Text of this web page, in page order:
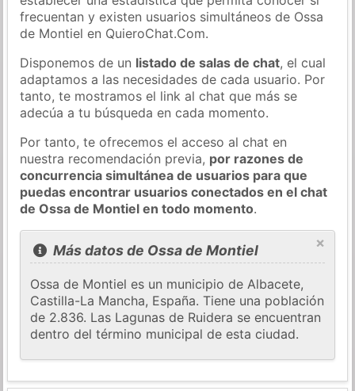
frecuentan y existen usuarios simultáneos de Ossa
de Montiel en QuieroChat.Com.
Disponemos de un listado de salas de chat, el cual
adaptamos a las necesidades de cada usuario. Por
tanto, te mostramos el link al chat que más se
adecúa a tu búsqueda en cada momento.
Por tanto, te ofrecemos el acceso al chat en
nuestra recomendación previa, por razones de
concurrencia simultánea de usuarios para que
puedas encontrar usuarios conectados en el chat
de Ossa de Montiel en todo momento.
×
Más datos de Ossa de Montiel
Ossa de Montiel es un municipio de Albacete,
Castilla-La Mancha, España. Tiene una población
de 2.836. Las Lagunas de Ruidera se encuentran
dentro del término municipal de esta ciudad.